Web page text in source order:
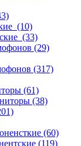
(10)
(33)
(29)
(317)
(61)
(38)
(60)
(119)